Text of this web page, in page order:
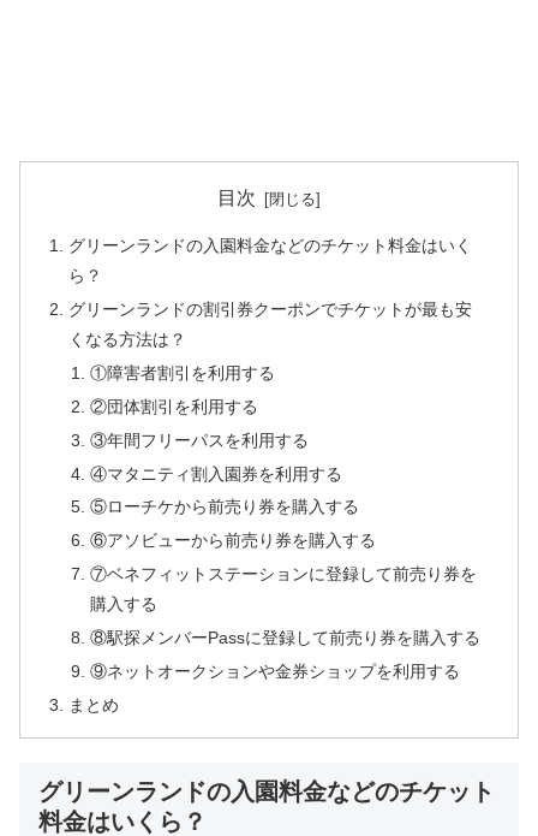
目次
グリーンランドの入園料金などのチケット料金はいく
ら？
グリーンランドの割引券クーポンでチケットが最も安
くなる方法は？
①障害者割引を利用する
②団体割引を利用する
③年間フリーパスを利用する
④マタニティ割入園券を利用する
⑤ローチケから前売り券を購入する
⑥アソビューから前売り券を購入する
⑦ベネフィットステーションに登録して前売り券を
購入する
⑧駅探メンバーPassに登録して前売り券を購入する
⑨ネットオークションや金券ショップを利用する
まとめ
グリーンランドの入園料金などのチケット
料金はいくら？